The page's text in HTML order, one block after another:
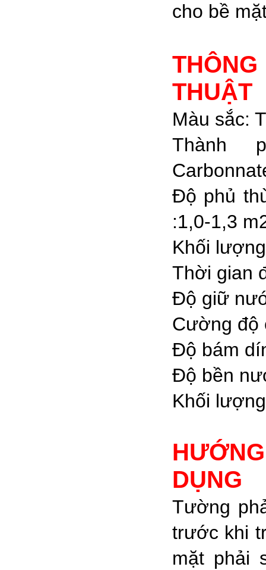
cho bề
THUẬT
Màu sắc:
Thành
Độ phủ
:1,0-1,3
Khối
Thời gian
Độ giữ
Cường độ
Độ bám
Độ bền
Khối
DỤNG
Tường
trước khi
mặt phải